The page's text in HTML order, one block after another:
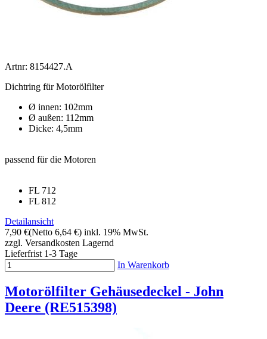
Artnr: 8154427.A
Dichtring für Motorölfilter
Ø innen: 102mm
Ø außen: 112mm
Dicke: 4,5mm
passend für die Motoren
FL 712
FL 812
Detailansicht
7,90 €(Netto 6,64 €) inkl. 19% MwSt.
zzgl. Versandkosten Lagernd
Lieferfrist 1-3 Tage
In Warenkorb
Motorölfilter Gehäusedeckel - John
Deere (RE515398)